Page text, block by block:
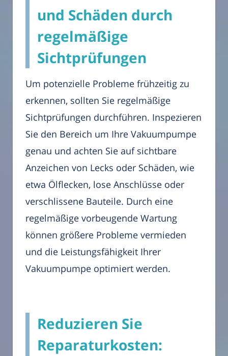
und Schäden durch
regelmäßige
Sichtprüfungen
Um potenzielle Probleme frühzeitig zu
erkennen, sollten Sie regelmäßige
Sichtprüfungen durchführen. Inspezieren
Sie den Bereich um Ihre Vakuumpumpe
genau und achten Sie auf sichtbare
Anzeichen von Lecks oder Schäden, wie
etwa Ölflecken, lose Anschlüsse oder
verschlissene Bauteile. Durch eine
regelmäßige vorbeugende Wartung
können größere Probleme vermieden
und die Leistungsfähigkeit Ihrer
Vakuumpumpe optimiert werden.
Reduzieren Sie
Reparaturkosten: